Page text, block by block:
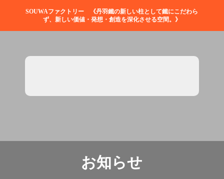
SOUWAファクトリー 《丹羽鐵の新しい柱として鐵にこだわら
ず、新しい価値・発想・創造を深化させる空間。》
お知らせ